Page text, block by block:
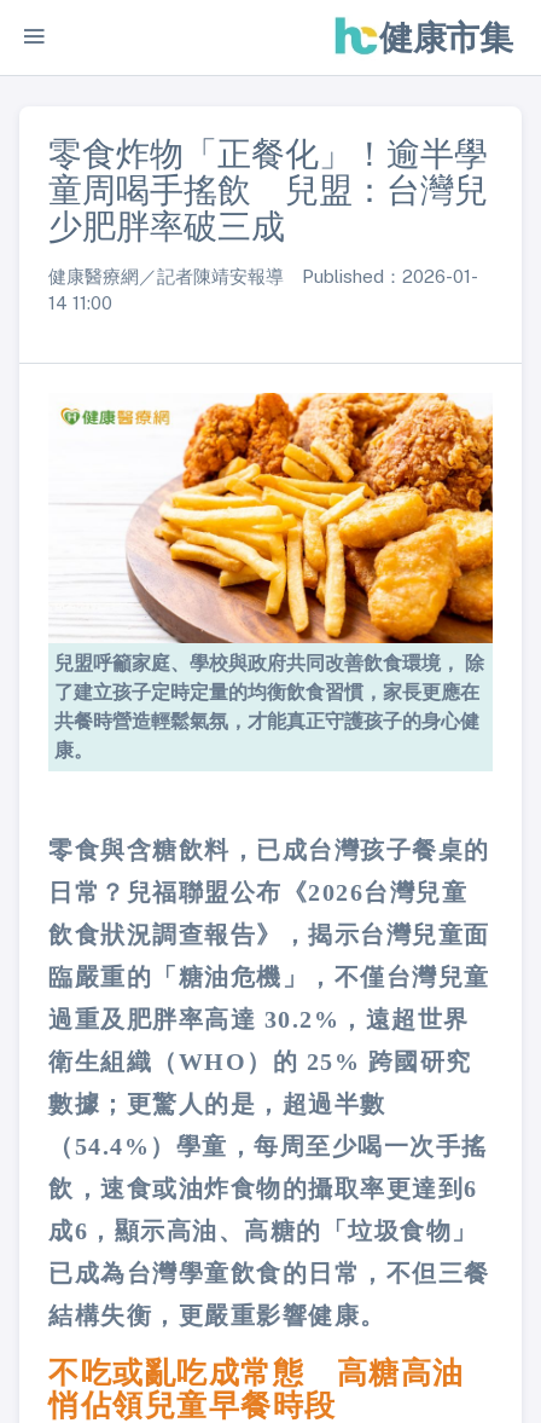
健康市集
零食炸物「正餐化」！逾半學
童周喝手搖飲 兒盟：台灣兒
少肥胖率破三成
健康醫療網／記者陳靖安報導 Published：2026-01-
14 11:00
兒盟呼籲家庭、學校與政府共同改善飲食環境， 除
了建立孩子定時定量的均衡飲食習慣，家長更應在
共餐時營造輕鬆氣氛，才能真正守護孩子的身心健
康。
零食與含糖飲料，已成台灣孩子餐桌的
日常？兒福聯盟公布《2026台灣兒童
飲食狀況調查報告》，揭示台灣兒童面
臨嚴重的「糖油危機」，不僅台灣兒童
過重及肥胖率高達 30.2%，遠超世界
衛生組織（WHO）的 25% 跨國研究
數據；更驚人的是，超過半數
（54.4%）學童，每周至少喝一次手搖
飲，速食或油炸食物的攝取率更達到6
成6，顯示高油、高糖的「垃圾食物」
已成為台灣學童飲食的日常，不但三餐
結構失衡，更嚴重影響健康。
不吃或亂吃成常態 高糖高油
悄佔領兒童早餐時段